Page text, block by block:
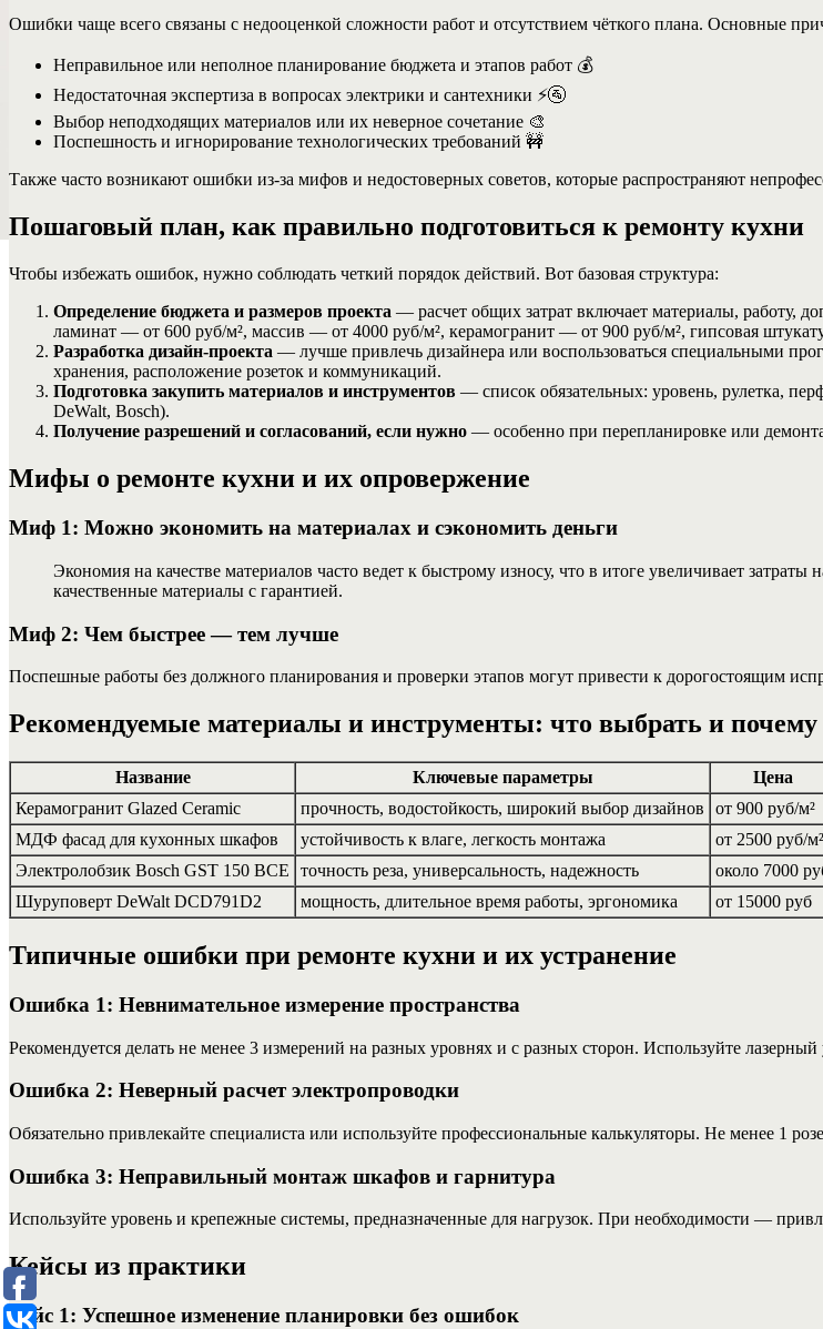
Ошибки чаще всего связаны с недооценкой сложности работ и отсутствием чёткого плана. Основные
Неправильное или неполное планирование бюджета и этапов работ 💰
Недостаточная экспертиза в вопросах электрики и сантехники ⚡🚰
Выбор неподходящих материалов или их неверное сочетание 🎨
Поспешность и игнорирование технологических требований 🚧
Также часто возникают ошибки из-за мифов и недостоверных советов, которые распространяют
Пошаговый план, как правильно подготовиться к ремонту кухни
Чтобы избежать ошибок, нужно соблюдать четкий порядок действий. Вот базовая структура:
Определение бюджета и размеров проекта — расчет общих затрат включает материалы, работу,
ламинат — от 600 руб/м², массив — от 4000 руб/м², керамогранит — от 900 руб/м², гипсовая
Разработка дизайн-проекта — лучше привлечь дизайнера или воспользоваться специальными
хранения, расположение розеток и коммуникаций.
Подготовка закупить материалов и инструментов — список обязательных: уровень, рулетка,
DeWalt, Bosch).
Получение разрешений и согласований, если нужно — особенно при перепланировке или
Мифы о ремонте кухни и их опровержение
Миф 1: Можно экономить на материалах и сэкономить деньги
Экономия на качестве материалов часто ведет к быстрому износу, что в итоге увеличивает
качественные материалы с гарантией.
Миф 2: Чем быстрее — тем лучше
Поспешные работы без должного планирования и проверки этапов могут привести к дорогостоящим
Рекомендуемые материалы и инструменты: что выбрать и почему
Название Ключевые параметры
Цена
Керамогранит Glazed Ceramic
прочность, водостойкость, широкий выбор дизайнов
от 900 руб/м²
МДФ фасад для кухонных шкафов
устойчивость к влаге, легкость монтажа
от 2500 руб/м²
Электролобзик Bosch GST 150 BCE
точность реза, универсальность, надежность
около 7000
Шуруповерт DeWalt DCD791D2
мощность, длительное время работы, эргономика от 15000 руб
Типичные ошибки при ремонте кухни и их устранение
Ошибка 1: Невнимательное измерение пространства
Рекомендуется делать не менее 3 измерений на разных уровнях и с разных сторон. Используйте лазерный
Ошибка 2: Неверный расчет электропроводки
Обязательно привлекайте специалиста или используйте профессиональные калькуляторы. Не менее 1
Ошибка 3: Неправильный монтаж шкафов и гарнитура
Используйте уровень и крепежные системы, предназначенные для нагрузок. При необходимости —
Кейсы из практики
Кейс 1: Успешное изменение планировки без ошибок